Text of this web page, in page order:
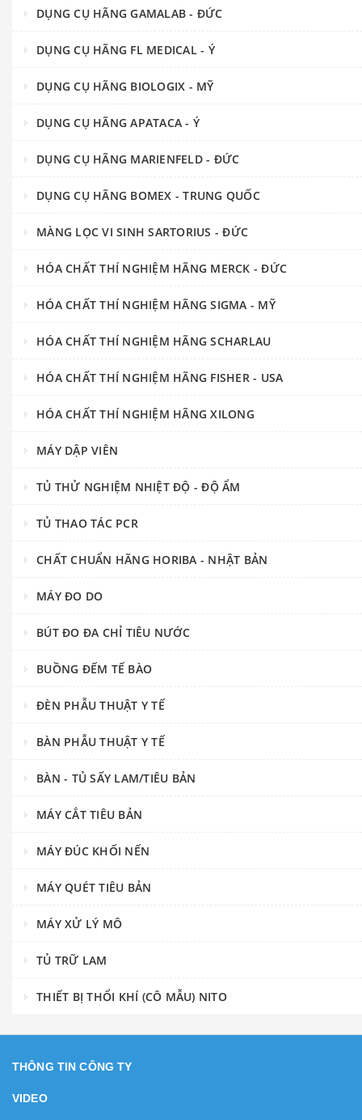
DỤNG CỤ HÃNG GAMALAB - ĐỨC
DỤNG CỤ HÃNG FL MEDICAL - Ý
DỤNG CỤ HÃNG BIOLOGIX - MỸ
DỤNG CỤ HÃNG APATACA - Ý
DỤNG CỤ HÃNG MARIENFELD - ĐỨC
DỤNG CỤ HÃNG BOMEX - TRUNG QUỐC
MÀNG LỌC VI SINH SARTORIUS - ĐỨC
HÓA CHẤT THÍ NGHIỆM HÃNG MERCK - ĐỨC
HÓA CHẤT THÍ NGHIỆM HÃNG SIGMA - MỸ
HÓA CHẤT THÍ NGHIỆM HÃNG SCHARLAU
HÓA CHẤT THÍ NGHIỆM HÃNG FISHER - USA
HÓA CHẤT THÍ NGHIỆM HÃNG XILONG
MÁY DẬP VIÊN
TỦ THỬ NGHIỆM NHIỆT ĐỘ - ĐỘ ẨM
TỦ THAO TÁC PCR
CHẤT CHUẨN HÃNG HORIBA - NHẬT BẢN
MÁY ĐO DO
BÚT ĐO ĐA CHỈ TIÊU NƯỚC
BUỒNG ĐẾM TẾ BÀO
ĐÈN PHẪU THUẬT Y TẾ
BÀN PHẪU THUẬT Y TẾ
BÀN - TỦ SẤY LAM/TIÊU BẢN
MÁY CẮT TIÊU BẢN
MÁY ĐÚC KHỐI NẾN
MÁY QUÉT TIÊU BẢN
MÁY XỬ LÝ MÔ
TỦ TRỮ LAM
THIẾT BỊ THỔI KHÍ (CÔ MẪU) NITO
THÔNG TIN CÔNG TY
VIDEO